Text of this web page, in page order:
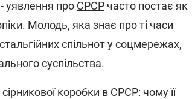
- уявлення про СРСР часто постає як
Молодь, яка знає про ті часи
спільнот у соцмережах,
суспільства.
коробки в СРСР: чому її